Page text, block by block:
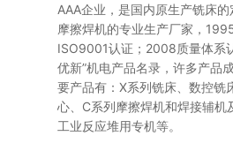
连续驱动摩擦焊机
数控铣床
简易数控铣床
企业动态
客户案例
荣誉资质
关于我们
世界杯压球官网-世界杯(中国)
AAA企业，是国内原生产铣床
摩擦焊机的专业生产厂家，
ISO9001认证；2008质量体系
优新”机电产品名录，许多产品
要产品有：X系列铣床、数控铣
心、C系列摩擦焊机和焊接辅机
工业反应堆用专机等。